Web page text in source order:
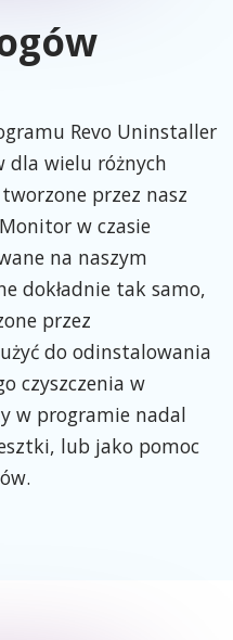
Revo Uninstaller
dla wielu różnych
przez nasz
w czasie
na naszym
dokładnie tak samo,
przez
do odinstalowania
czyszczenia w
w programie nadal
lub jako pomoc